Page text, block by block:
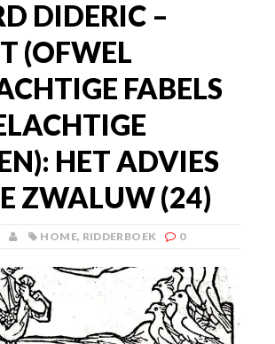
DIDERIC –
(OFWEL
FABELS
HET ADVIES
ZWALUW (24)
HOME, RIDDERBOEK 0